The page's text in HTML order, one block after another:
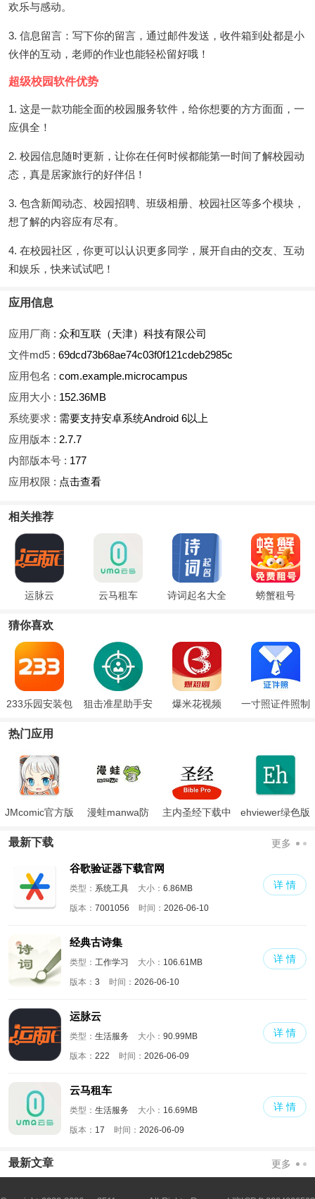
欢乐与感动。
3. 信息留言：写下你的留言，通过邮件发送，收件箱到处都是小
伙伴的互动，老师的作业也能轻松留好哦！
超级校园软件优势
1. 这是一款功能全面的校园服务软件，给你想要的方方面面，一
应俱全！
2. 校园信息随时更新，让你在任何时候都能第一时间了解校园动
态，真是居家旅行的好伴侣！
3. 包含新闻动态、校园招聘、班级相册、校园社区等多个模块，
想了解的内容应有尽有。
4. 在校园社区，你更可以认识更多同学，展开自由的交友、互动
和娱乐，快来试试吧！
应用信息
应用厂商 : 众和互联（天津）科技有限公司
文件md5 : 69dcd73b68ae74c03f0f121cdeb2985c
应用包名 : com.example.microcampus
应用大小 : 152.36MB
系统要求 : 需要支持安卓系统Android 6以上
应用版本 : 2.7.7
内部版本号 : 177
应用权限 : 点击查看
相关推荐
运脉云 云马租车 诗词起名大全 螃蟹租号
猜你喜欢
233乐园安装包
狙击准星助手安
爆米花视频
一寸照证件照制
热门应用
JMcomic官方版
漫蛙manwa防
主内圣经下载中
ehviewer绿色版
最新下载 更多
谷歌验证器下载官网
类型： 系统工具 大小： 6.86MB
版本： 7001056 时间： 2026-06-10
详 情
经典古诗集
类型： 工作学习 大小： 106.61MB
版本： 3 时间： 2026-06-10
详 情
运脉云
类型： 生活服务 大小： 90.99MB
版本： 222 时间： 2026-06-09
详 情
云马租车
类型： 生活服务 大小： 16.69MB
版本： 17 时间： 2026-06-09
详 情
最新文章 更多